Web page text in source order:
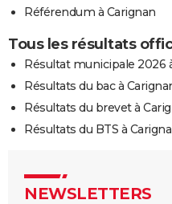
Référendum à Carignan
Tous les résultats
Résultat municipale 2026
Résultats du bac à
Résultats du brevet à
Résultats du BTS à
NEWSLETTERS